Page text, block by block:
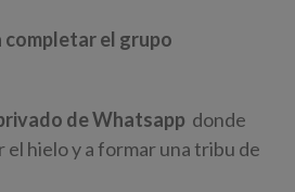
completar el grupo
de Whatsapp donde
el hielo y a formar una tribu de